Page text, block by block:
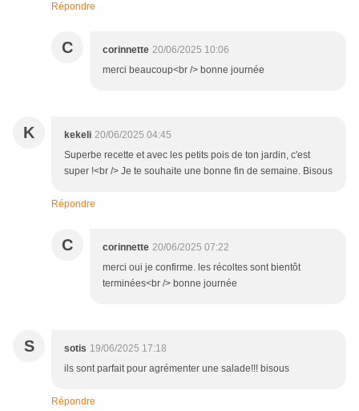
Répondre
C corinnette 20/06/2025 10:06
merci beaucoup<br /> bonne journée
K kekeli 20/06/2025 04:45
Superbe recette et avec les petits pois de ton jardin, c'est
super !<br /> Je te souhaite une bonne fin de semaine. Bisous
Répondre
C corinnette 20/06/2025 07:22
merci oui je confirme. les récoltes sont bientôt
terminées<br /> bonne journée
S sotis 19/06/2025 17:18
ils sont parfait pour agrémenter une salade!!! bisous
Répondre